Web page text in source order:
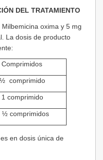
DEL TRATAMIENTO
oxima y 5 mg
La dosis de producto
Comprimidos
½ comprimido
1 comprimido
½ comprimidos
en dosis única de